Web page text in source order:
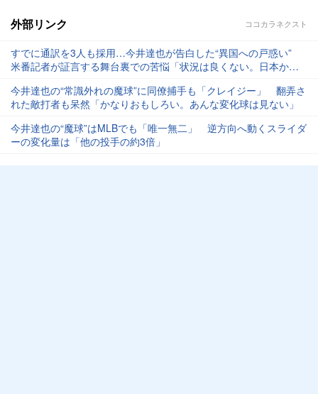
外部リンク ココカラネクスト
すでに通訳を3人も採用…今井達也が告白した“異国への戸惑い”
米番記者が証言する舞台裏での苦悩「状況は良くない。日本から
今井達也の“常識外れの魔球”に同僚捕手も「クレイジー」 翻弄さ
れた敵打者も呆然「かなりおもしろい。あんな変化球は見ない」
今井達也の“魔球”はMLBでも「唯一無二」 逆方向へ動くスライダ
ーの変化量は「他の投手の約3倍」